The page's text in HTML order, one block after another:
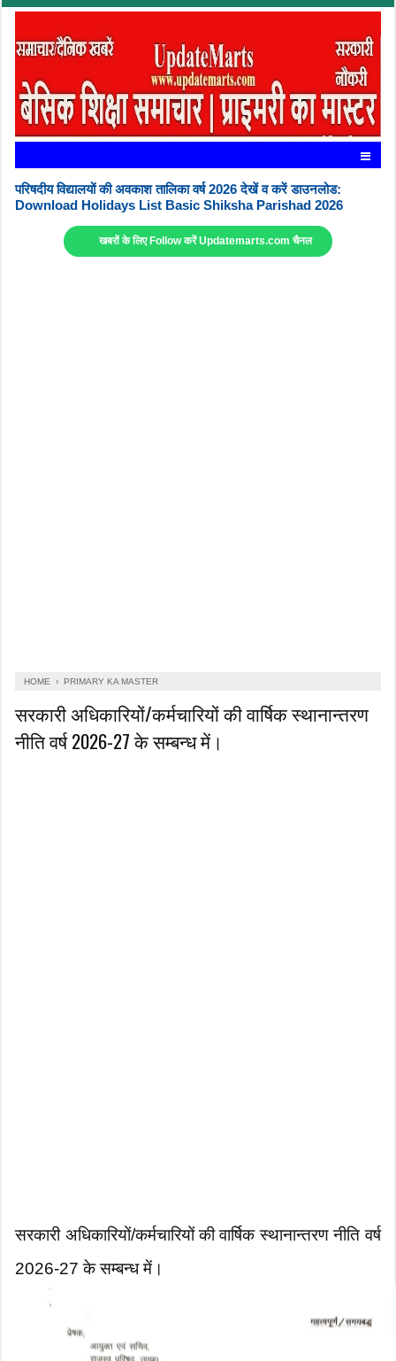
परिषदीय विद्यालयों की अवकाश तालिका वर्ष 2026 देखें व करें डाउनलोड:
Download Holidays List Basic Shiksha Parishad 2026
खबरों के लिए Follow करें Updatemarts.com चैनल
HOME › PRIMARY KA MASTER
सरकारी अधिकारियों/कर्मचारियों की वार्षिक स्थानान्तरण
नीति वर्ष 2026-27 के सम्बन्ध में।
सरकारी अधिकारियों/कर्मचारियों की वार्षिक स्थानान्तरण नीति वर्ष
2026-27 के सम्बन्ध में।